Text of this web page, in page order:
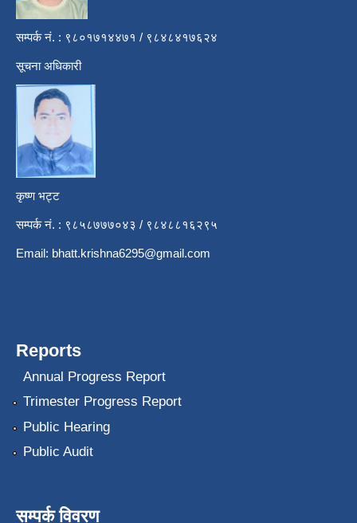
सम्पर्क नं. : ९८०१७१४४७१ / ९८४८४१७६२४
सूचना अधिकारी
कृष्ण भट्ट
सम्पर्क नं. : ९८५८७७७०४३ / ९८४८८१६२९५
Email: bhatt.krishna6295@gmail.com
Reports
Annual Progress Report
Trimester Progress Report
Public Hearing
Public Audit
सम्पर्क विवरण